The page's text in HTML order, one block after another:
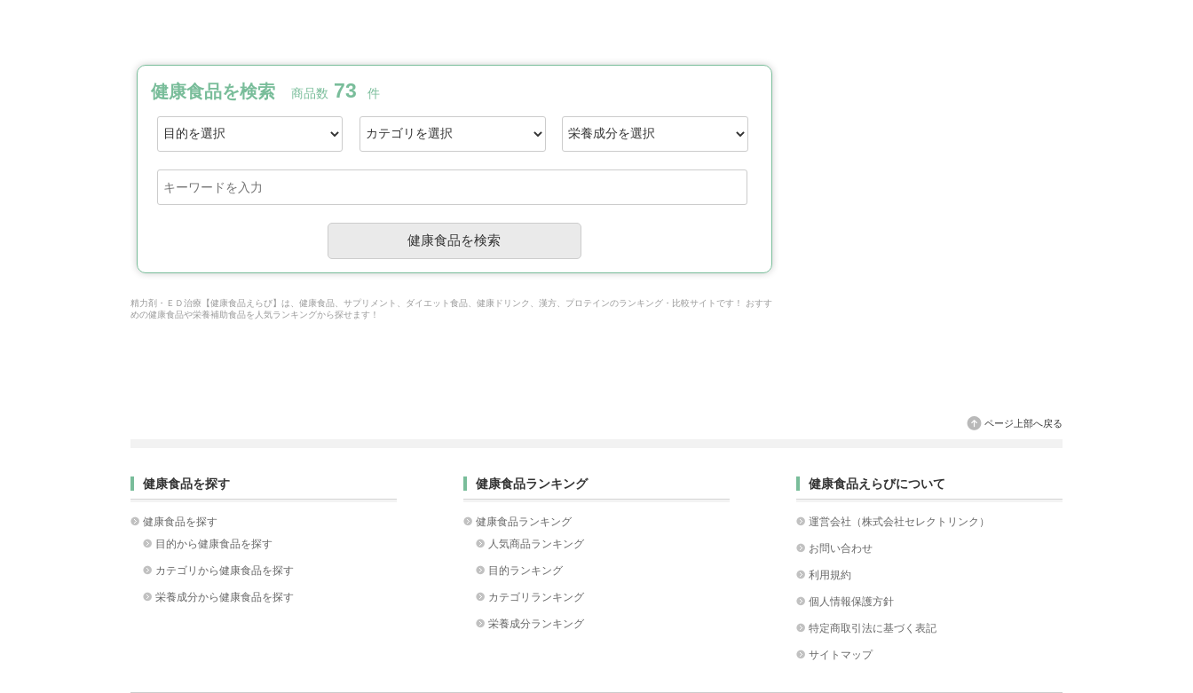
健康食品を検索 商品数 73 件
精力剤・ＥＤ治療【健康食品えらび】は、健康食品、サプリメント、ダイエット食品、健康ドリンク、漢方、プロテインのランキング・比較サイトです！ おすす
めの健康食品や栄養補助食品を人気ランキングから探せます！
ページ上部へ戻る
健康食品を探す
健康食品を探す
目的から健康食品を探す
カテゴリから健康食品を探す
栄養成分から健康食品を探す
健康食品ランキング
健康食品ランキング
人気商品ランキング
目的ランキング
カテゴリランキング
栄養成分ランキング
健康食品えらびについて
運営会社（株式会社セレクトリンク）
お問い合わせ
利用規約
個人情報保護方針
特定商取引法に基づく表記
サイトマップ